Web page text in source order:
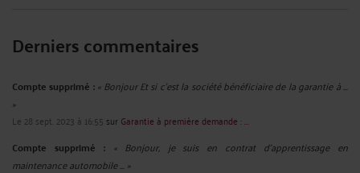
Derniers commentaires
Compte supprimé :« Bonjour Et si c'est la société bénéficiaire de la garantie à ...
»
Le 28 sept. 2023 à 16:55 sur Garantie à première demande : ...
Compte supprimé : « Bonjour, je suis en contrat d'apprentissage en
maintenance automobile ... »